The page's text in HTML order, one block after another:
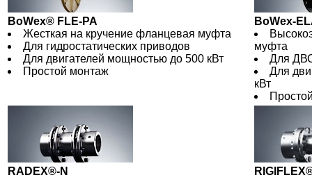
BoWex® FLE-PA
Жесткая на кручение фланцевая муфта
Для гидростатических приводов
Для двигателей мощностью до 500 кВт
Простой монтаж
BoWex-
муфта
Для
Для
кВт
RADEX®-N